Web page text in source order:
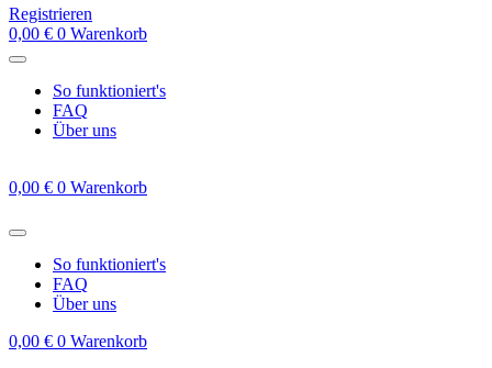
Registrieren
0,00 € 0 Warenkorb
So funktioniert's
FAQ
Über uns
0,00 € 0 Warenkorb
So funktioniert's
FAQ
Über uns
0,00 € 0 Warenkorb